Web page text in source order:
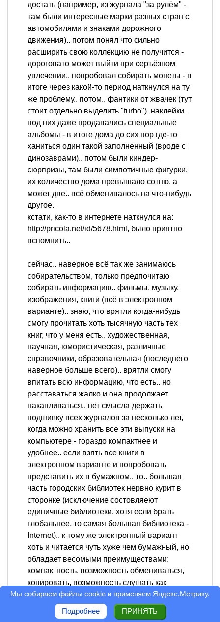
достать (например, из журнала "за рулём" -
там были интересные марки разных стран с
автомобилями и знаками дорожного
движения).. потом понял что сильно
расширить свою коллекцию не получится -
дороговато может выйти при серъёзном
увлечении.. попробовал собирать монеты - в
итоге через какой-то период наткнулся на ту
же проблему.. потом.. фантики от жвачек (тут
стоит отдельно выделить "turbo"), наклейки..
под них даже продавались специальные
альбомы - в итоге дома до сих пор где-то
ханиться один такой заполненный (вроде с
динозаврами).. потом были киндер-
сюрпризы, там были симпотичные фигурки,
их количество дома превышало сотню, а
может две.. всё обменивалось на что-нибудь
другое..
кстати, как-то в интернете наткнулся на:
http://pricola.net/id/5678.html, было приятно
вспомнить..
сейчас.. наверное всё так же занимаюсь
собирательством, только предпочитаю
собирать информацию.. фильмы, музыку,
изображения, книги (всё в электронном
варианте).. знаю, что врятли когда-нибудь
смогу прочитать хоть тысячную часть тех
книг, что у меня есть.. художественная,
научная, юмористическая, различные
справочники, образовательная (последнего
наверное больше всего).. врятли смогу
впитать всю информацию, что есть.. но
расставаться жалко и она продолжает
накапливаться.. нет смысла держать
подшивку всех журналов за несколько лет,
когда можно хранить все эти выпуски на
компьютере - гораздо компактнее и
удобнее.. если взять все книги в
электронном варианте и попробовать
представить их в бумажном.. то.. большая
часть городских библиотек нервно курит в
сторонке (исключение состовляеют
единичные библиотеки, хотя если брать
глобальнее, то самая большая библиотека -
Internet).. к тому же электронный вариант
хоть и читается чуть хуже чем бумажный, но
обладает весомыми преимуществами:
компактность, возможность обмениваться,
копировать, возможность слушать как
компьютер тебе это читает, возможность
поиска нужных моментов или информации в
тысячи книг сразу..
Мы собираем файлы cookie и применяем Яндекс.Метрику.
Подробнее ПРИНЯТЬ